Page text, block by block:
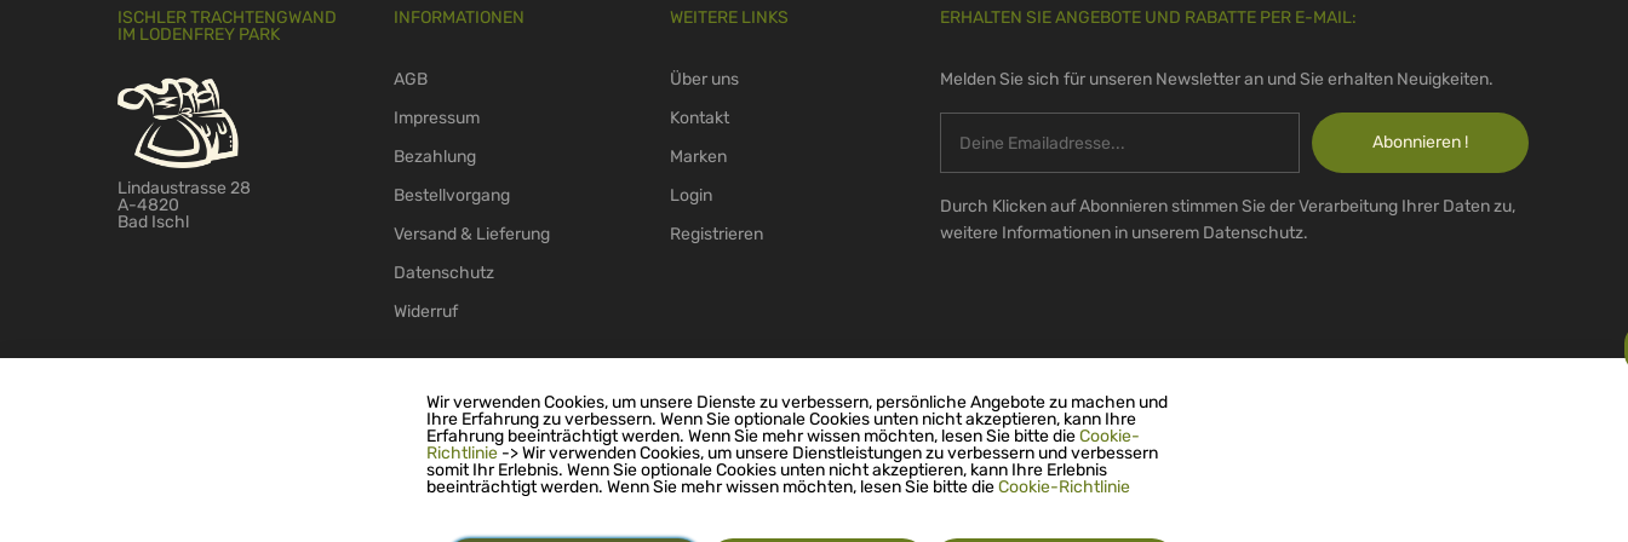
ISCHLER TRACHTENGWAND
IM LODENFREY PARK
Lindaustrasse 28
A-4820
Bad Ischl
INFORMATIONEN
AGB
Impressum
Bezahlung
Bestellvorgang
Versand & Lieferung
Datenschutz
Widerruf
WEITERE LINKS
Über uns
Kontakt
Marken
Login
Registrieren
ERHALTEN SIE ANGEBOTE UND RABATTE PER E-MAIL:
Melden Sie sich für unseren Newsletter an und Sie erhalten Neuigkeiten.
Abonnieren !
Durch Klicken auf Abonnieren stimmen Sie der Verarbeitung Ihrer Daten zu,
weitere Informationen in unserem Datenschutz.
Wir verwenden Cookies, um unsere Dienste zu verbessern, persönliche Angebote zu machen und
Ihre Erfahrung zu verbessern. Wenn Sie optionale Cookies unten nicht akzeptieren, kann Ihre
Erfahrung beeinträchtigt werden. Wenn Sie mehr wissen möchten, lesen Sie bitte dieCookie-
Richtlinie -> Wir verwenden Cookies, um unsere Dienstleistungen zu verbessern und verbessern
somit Ihr Erlebnis. Wenn Sie optionale Cookies unten nicht akzeptieren, kann Ihre Erlebnis
beeinträchtigt werden. Wenn Sie mehr wissen möchten, lesen Sie bitte dieCookie-Richtlinie